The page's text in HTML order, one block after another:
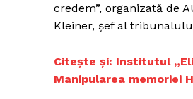
credem”, organizată de
Kleiner, şef al
Citește și: Institutul
Manipularea memoriei